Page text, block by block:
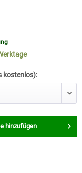
kostenlos):
hinzufügen